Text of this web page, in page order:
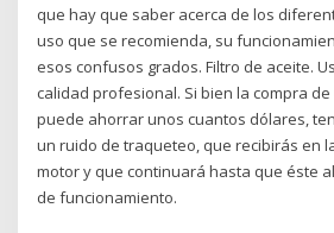
que hay que saber acerca de los
uso que se recomienda, su
esos confusos grados. Filtro de aceite.
calidad profesional. Si bien la compra
puede ahorrar unos cuantos dólares,
un ruido de traqueteo, que recibirás en
motor y que continuará hasta que éste
de funcionamiento.